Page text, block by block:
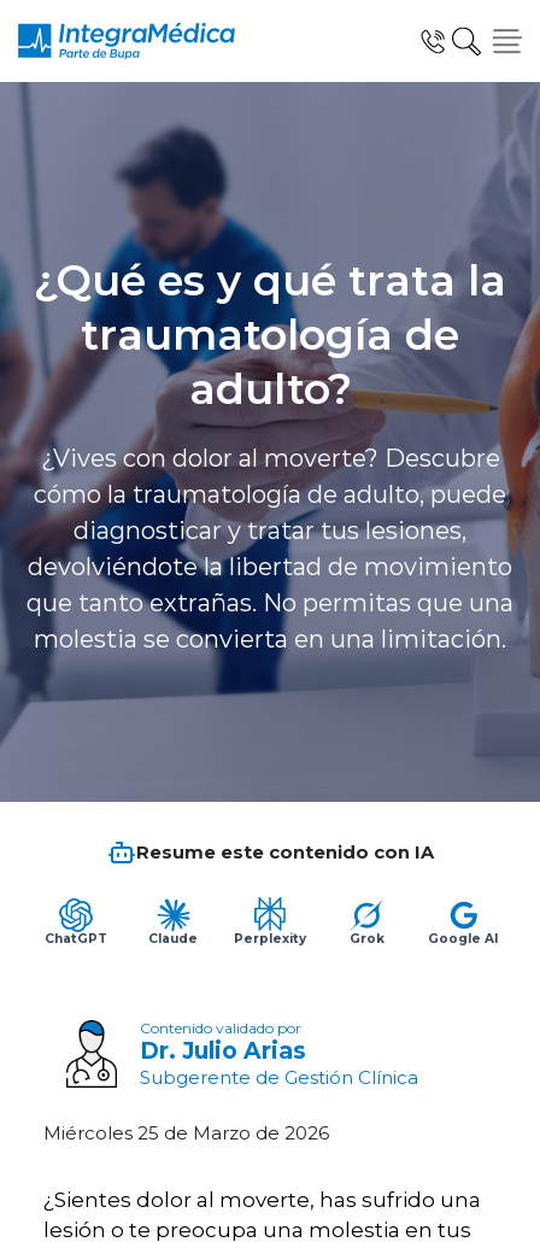
Especialidades y Servicios
Telemedicina Blua
Clínicas Dentales
Planes y Convenios
modo claro
¿Qué es y qué trata la
traumatología de
adulto?
¿Vives con dolor al moverte? Descubre
cómo la traumatología de adulto, puede
diagnosticar y tratar tus lesiones,
devolviéndote la libertad de movimiento
que tanto extrañas. No permitas que una
molestia se convierta en una limitación.
Resume este contenido con IA
ChatGPT Claude Perplexity Grok Google AI
Contenido validado por
Dr. Julio Arias
Subgerente de Gestión Clínica
Miércoles 25 de Marzo de 2026
¿Sientes dolor al moverte, has sufrido una
lesión o te preocupa una molestia en tus